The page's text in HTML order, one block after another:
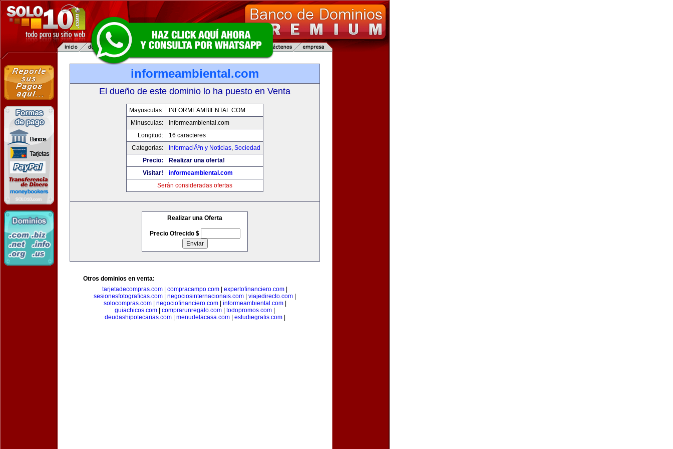
informeambiental.com
El dueño de este dominio lo ha puesto en Venta
Mayusculas:
INFORMEAMBIENTAL.COM
Minusculas:
informeambiental.com
Longitud:
16 caracteres
Categorias:
InformaciÃ³n y Noticias, Sociedad
Precio:
Realizar una oferta!
Visitar!
informeambiental.com
Serán consideradas ofertas
Realizar una Oferta
Precio Ofrecido $
Otros dominios en venta:
tarjetadecompras.com
compracampo.com expertofinanciero.com
sesionesfotograficas.com
negociosinternacionais.com viajedirecto.com
solocompras.com| negociofinanciero.com| informeambiental.com|
guiachicos.com
comprarunregalo.com todopromos.com
deudashipotecarias.com| menudelacasa.com| estudiegratis.com|